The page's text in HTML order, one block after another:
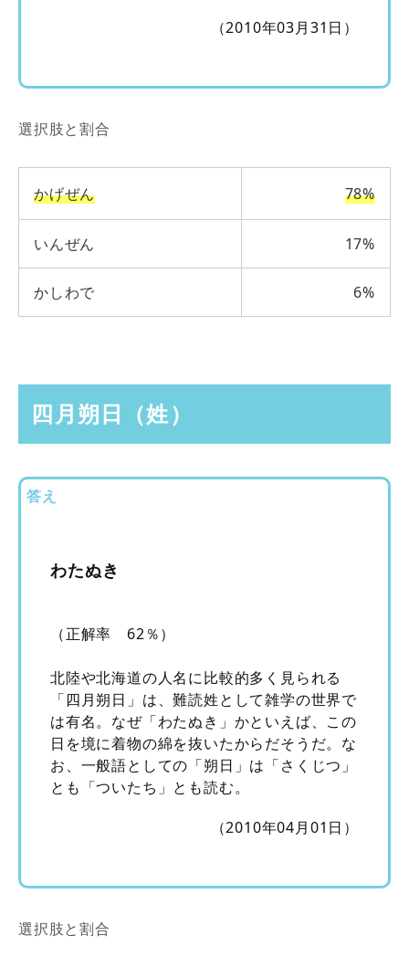
（2010年03月31日）
選択肢と割合
かげぜん 78%
いんぜん 17%
かしわで 6%
四月朔日（姓）
答え
わたぬき
（正解率 62％）
北陸や北海道の人名に比較的多く見られる
「四月朔日」は、難読姓として雑学の世界で
は有名。なぜ「わたぬき」かといえば、この
日を境に着物の綿を抜いたからだそうだ。な
お、一般語としての「朔日」は「さくじつ」
とも「ついたち」とも読む。
（2010年04月01日）
選択肢と割合